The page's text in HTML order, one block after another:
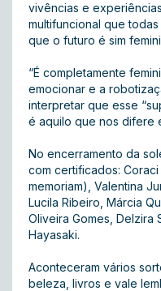
vivências e
multifuncional que
que o futuro é sim
“É completamente
emocionar e a
interpretar que esse
é aquilo que nos difere
No encerramento da
com certificados:
memoriam), Valentina
Lucila Ribeiro, Márcia
Oliveira Gomes, Delzira
Hayasaki.
Aconteceram vários
beleza, livros e vale